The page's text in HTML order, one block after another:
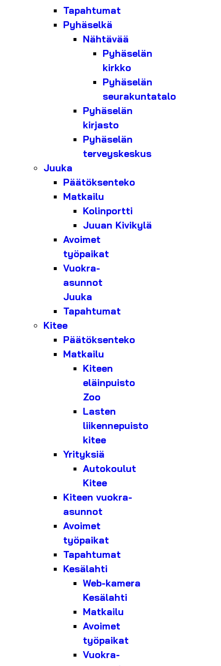
Tapahtumat
Pyhäselkä
Nähtävää
Pyhäselän
kirkko
Pyhäselän
seurakuntatalo
Pyhäselän
kirjasto
Pyhäselän
terveyskeskus
Juuka
Päätöksenteko
Matkailu
Kolinportti
Juuan Kivikylä
Avoimet
työpaikat
Vuokra-
asunnot
Juuka
Tapahtumat
Kitee
Päätöksenteko
Matkailu
Kiteen
eläinpuisto
Zoo
Lasten
liikennepuisto
kitee
Yrityksiä
Autokoulut
Kitee
Kiteen vuokra-
asunnot
Avoimet
työpaikat
Tapahtumat
Kesälahti
Web-kamera
Kesälahti
Matkailu
Avoimet
työpaikat
Vuokra-